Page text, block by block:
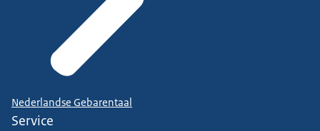
Nederlandse Gebarentaal
Service